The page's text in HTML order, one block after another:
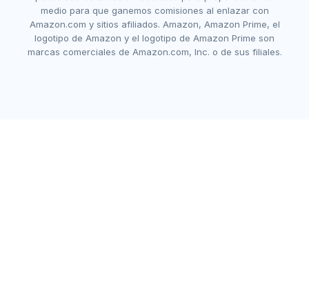
medio para que ganemos comisiones al enlazar con
Amazon.com y sitios afiliados. Amazon, Amazon Prime, el
logotipo de Amazon y el logotipo de Amazon Prime son
marcas comerciales de Amazon.com, Inc. o de sus filiales.